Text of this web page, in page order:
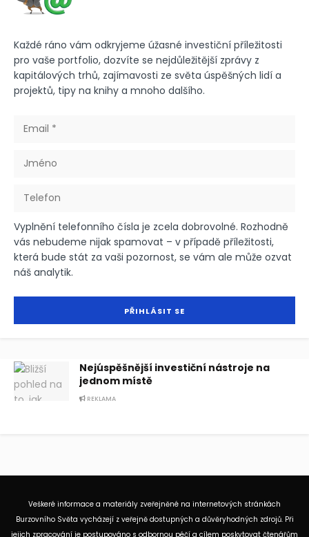
Každé ráno vám odkryjeme úžasné investiční příležitosti
pro vaše portfolio, dozvíte se nejdůležitější zprávy z
kapitálových trhů, zajímavosti ze světa úspěšných lidí a
projektů, tipy na knihy a mnoho dalšího.
Vyplnění telefonního čísla je zcela dobrovolné. Rozhodně
vás nebudeme nijak spamovat – v případě příležitosti,
která bude stát za vaši pozornost, se vám ale může ozvat
náš analytik.
Nejúspěšnější investiční nástroje na
jednom místě
REKLAMA
Veškeré informace a materiály zveřejněné na internetových stránkách
Burzovního Světa vycházejí z veřejně dostupných a důvěryhodných zdrojů. Při
jejich zpracování je postupováno s odbornou péčí a cílem poskytovat čtenářům